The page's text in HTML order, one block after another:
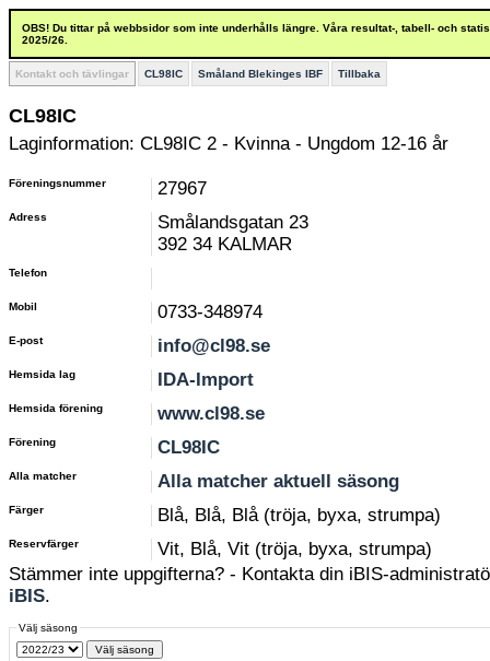
OBS! Du tittar på webbsidor som inte underhålls längre. Våra resultat-, tabell- och
2025/26.
Kontakt och tävlingar CL98IC Småland Blekinges IBF Tillbaka
CL98IC
Laginformation: CL98IC 2 - Kvinna - Ungdom 12-16 år
Föreningsnummer 27967
Adress
Smålandsgatan 23
392 34 KALMAR
Telefon
Mobil 0733-348974
E-post info@cl98.se
Hemsida lag IDA-Import
Hemsida förening www.cl98.se
Förening CL98IC
Alla matcher Alla matcher aktuell säsong
Färger Blå, Blå, Blå (tröja, byxa, strumpa)
Reservfärger
Vit, Blå, Vit (tröja, byxa, strumpa)
Stämmer inte uppgifterna? - Kontakta din iBIS-
iBIS.
Välj säsong